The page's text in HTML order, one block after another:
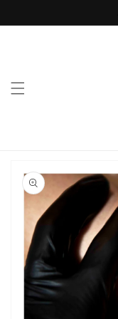
al contenido
información
del producto